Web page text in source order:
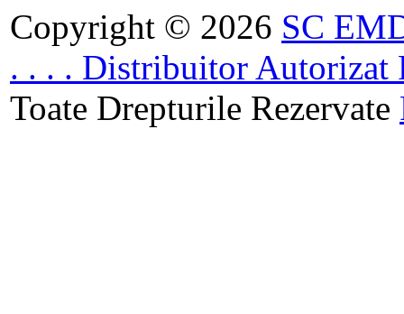
Copyright © 2026 SC
. . . . Distribuitor Autorizat
Toate Drepturile Rezervate